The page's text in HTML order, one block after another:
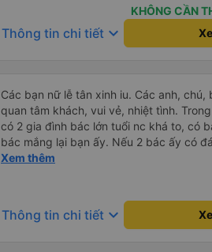
sạch sẽ, tài xế rất thân thiện. Gối và
thơm nữa. Mình đề cử bài này. 제 리뷰를 보시게 되는 한국분
들께 정보를 드리자면 저는 다낭에서 꾸이
다. 뭐 경적소리야 베트남에서는 익숙해져
요. 기사님 친절하시구요, 버스 안에서 담
객들도 버스안에서 담배피는 사람 없어요 휴게소에 들렀다 갈때
도 저 있는지 없는지 체크해보고 출발하시
다리를 쭉 펴지는 못해요. 뭐 전 새우자세
습니다 : )
KHÔNG CẦN
Thông tin chi tiết keyboard_arrow_down
Các bạn nữ lễ tân xinh iu. Các anh, chú,
quan tâm khách, vui vẻ, nhiệt tình. Trong chuyến đi của mình
có 2 gia đình bác lớn tuổi nc khá to, có
bác mắng lại bạn ấy. Nếu 2 bác ấy có
ngược lại nha. Bạn ấy nhắc nhở rất
bị phản ánh thì đừng trừ lương bạn ấy
thì bảo bạn ấy liên hệ sđt của mình, mình
Xem thêm
Thông tin chi tiết keyboard_arrow_down